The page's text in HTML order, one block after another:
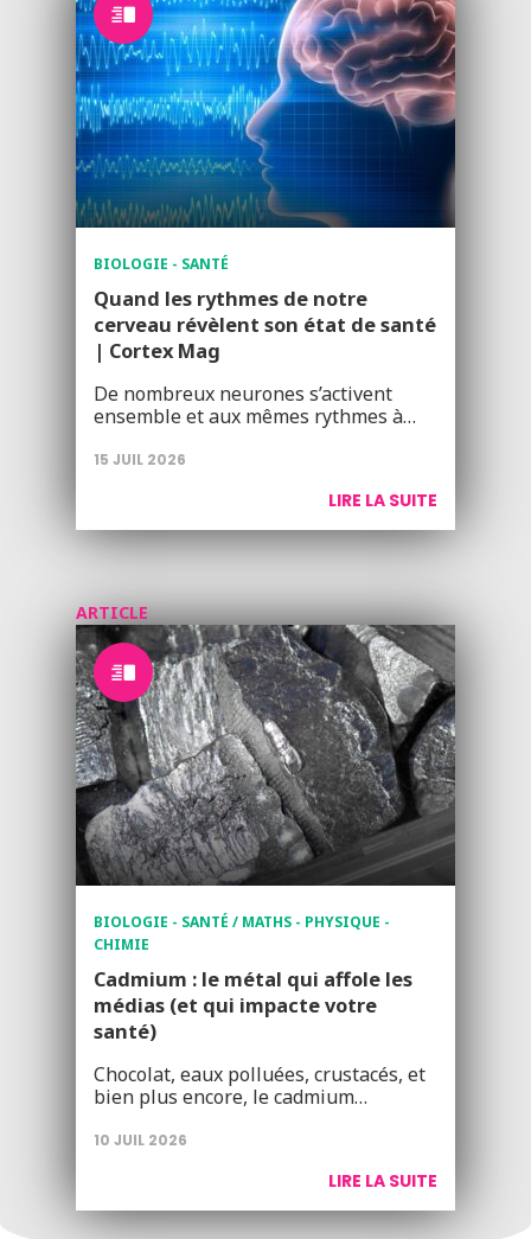
BIOLOGIE - SANTÉ
Quand les rythmes de notre
cerveau révèlent son état de santé
| Cortex Mag
De nombreux neurones s’activent
ensemble et aux mêmes rythmes à…
15 JUIL 2026
LIRE LA SUITE
ARTICLE
BIOLOGIE - SANTÉ / MATHS - PHYSIQUE -
CHIMIE
Cadmium : le métal qui affole les
médias (et qui impacte votre
santé)
Chocolat, eaux polluées, crustacés, et
bien plus encore, le cadmium…
10 JUIL 2026
LIRE LA SUITE